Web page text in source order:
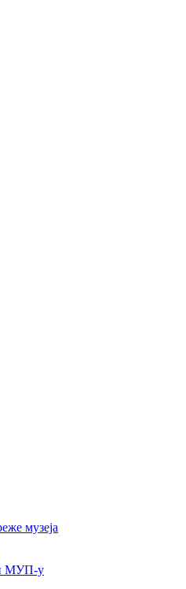
музеја
МУП-у